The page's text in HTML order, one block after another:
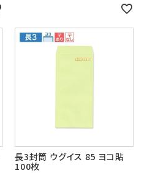
長3封筒 ウグイス 85 ヨコ貼
100枚